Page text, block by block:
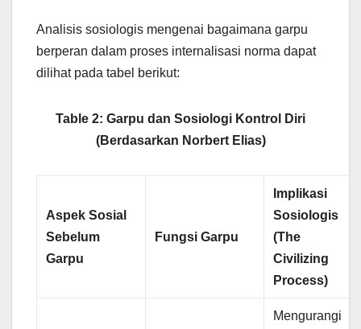
Analisis sosiologis mengenai bagaimana garpu
berperan dalam proses internalisasi norma dapat
dilihat pada tabel berikut:
Table 2: Garpu dan Sosiologi Kontrol Diri
(Berdasarkan Norbert Elias)
Aspek Sosial
Sebelum
Garpu
Fungsi Garpu
Implikasi
Sosiologis
(The
Civilizing
Process)
Mengurangi